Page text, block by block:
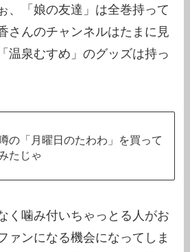
、「娘の友達」は全巻持って
さんのチャンネルはたまに見
温泉むすめ」のグッズは持っ
の「月曜日のたわわ」を買って
たじゃ
く噛み付いちゃっとる人がお
ァンになる機会になってしま